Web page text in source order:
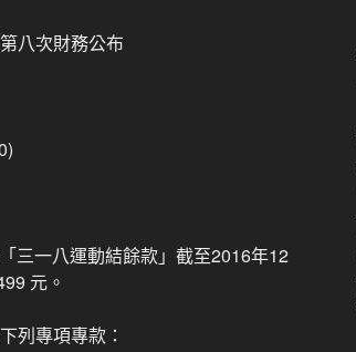
八次財務公布
三一八運動結餘款」截至2016年12
元。
列專項專款：